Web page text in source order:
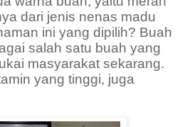
dari jenis nenas madu
ini yang dipilih? Buah
salah satu buah yang
masyarakat sekarang.
yang tinggi, juga